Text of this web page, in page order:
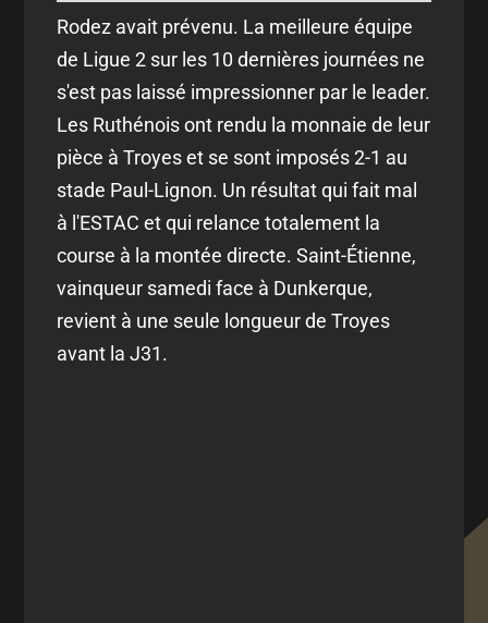
Rodez avait prévenu. La meilleure équipe
de Ligue 2 sur les 10 dernières journées ne
s'est pas laissé impressionner par le leader.
Les Ruthénois ont rendu la monnaie de leur
pièce à Troyes et se sont imposés 2-1 au
stade Paul-Lignon. Un résultat qui fait mal
à l'ESTAC et qui relance totalement la
course à la montée directe. Saint-Étienne,
vainqueur samedi face à Dunkerque,
revient à une seule longueur de Troyes
avant la J31.